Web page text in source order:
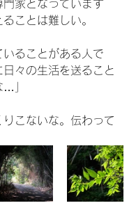
門家となっています
ことは難しい。
いることがある人で
々の生活を送ること
…」
りこないな。伝わって